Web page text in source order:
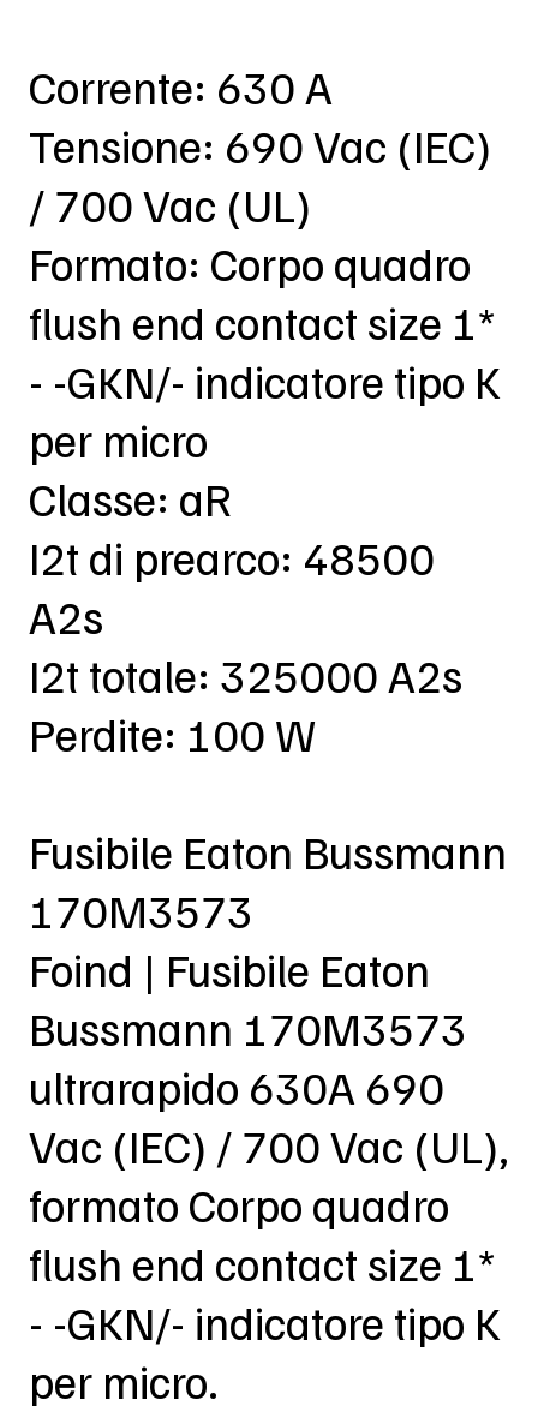
Corrente: 630 A
Tensione: 690 Vac (IEC)
/ 700 Vac (UL)
Formato: Corpo quadro
flush end contact size 1*
- -GKN/- indicatore tipo K
per micro
Classe: aR
I2t di prearco: 48500
A2s
I2t totale: 325000 A2s
Perdite: 100 W
Fusibile Eaton Bussmann
170M3573
Foind | Fusibile Eaton
Bussmann 170M3573
ultrarapido 630A 690
Vac (IEC) / 700 Vac (UL),
formato Corpo quadro
flush end contact size 1*
- -GKN/- indicatore tipo K
per micro.